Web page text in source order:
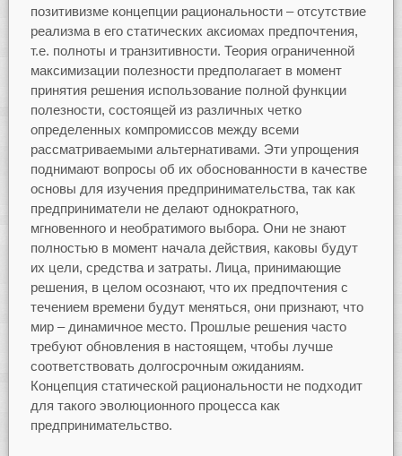
позитивизме концепции рациональности – отсутствие
реализма в его статических аксиомах предпочтения,
т.е. полноты и транзитивности. Теория ограниченной
максимизации полезности предполагает в момент
принятия решения использование полной функции
полезности, состоящей из различных четко
определенных компромиссов между всеми
рассматриваемыми альтернативами. Эти упрощения
поднимают вопросы об их обоснованности в качестве
основы для изучения предпринимательства, так как
предприниматели не делают однократного,
мгновенного и необратимого выбора. Они не знают
полностью в момент начала действия, каковы будут
их цели, средства и затраты. Лица, принимающие
решения, в целом осознают, что их предпочтения с
течением времени будут меняться, они признают, что
мир – динамичное место. Прошлые решения часто
требуют обновления в настоящем, чтобы лучше
соответствовать долгосрочным ожиданиям.
Концепция статической рациональности не подходит
для такого эволюционного процесса как
предпринимательство.